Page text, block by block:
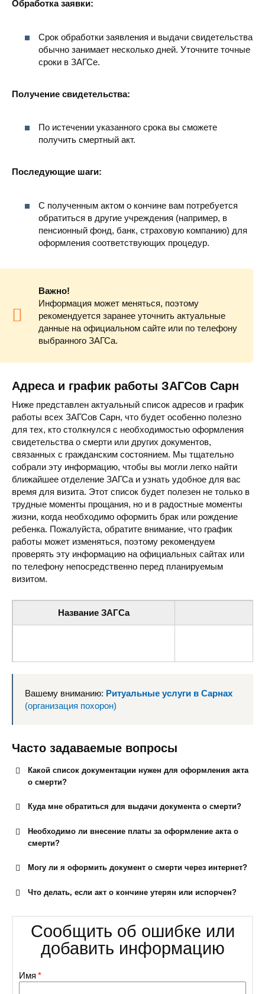
Обработка заявки:
Срок обработки заявления и выдачи свидетельства
обычно занимает несколько дней. Уточните точные
сроки в ЗАГСе.
Получение свидетельства:
По истечении указанного срока вы сможете
получить смертный акт.
Последующие шаги:
С полученным актом о кончине вам потребуется
обратиться в другие учреждения (например, в
пенсионный фонд, банк, страховую компанию) для
оформления соответствующих процедур.
Важно!
Информация может меняться, поэтому
рекомендуется заранее уточнить актуальные
данные на официальном сайте или по телефону
выбранного ЗАГСа.
Адреса и график работы ЗАГСов Сарн
Ниже представлен актуальный список адресов и график
работы всех ЗАГСов Сарн, что будет особенно полезно
для тех, кто столкнулся с необходимостью оформления
свидетельства о смерти или других документов,
связанных с гражданским состоянием. Мы тщательно
собрали эту информацию, чтобы вы могли легко найти
ближайшее отделение ЗАГСа и узнать удобное для вас
время для визита. Этот список будет полезен не только в
трудные моменты прощания, но и в радостные моменты
жизни, когда необходимо оформить брак или рождение
ребенка. Пожалуйста, обратите внимание, что график
работы может изменяться, поэтому рекомендуем
проверять эту информацию на официальных сайтах или
по телефону непосредственно перед планируемым
визитом.
Название ЗАГСа
Вашему вниманию: Ритуальные услуги в Сарнах
(организация похорон)
Часто задаваемые вопросы
Какой список документации нужен для оформления акта
о смерти?
Куда мне обратиться для выдачи документа о смерти?
Необходимо ли внесение платы за оформление акта о
смерти?
Могу ли я оформить документ о смерти через интернет?
Что делать, если акт о кончине утерян или испорчен?
Сообщить об ошибке или
добавить информацию
Имя